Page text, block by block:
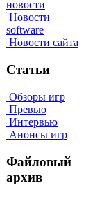
новости
Новости
software
Новости сайта
Статьи
Обзоры игр
Превью
Интервью
Анонсы игр
Файловый
архив